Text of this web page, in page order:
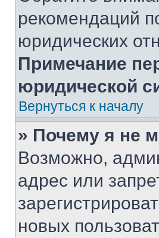
рекомендаций
юридических
Примечание
юридической
Вернуться к началу
» Почему я не
Возможно,
адрес или
новых